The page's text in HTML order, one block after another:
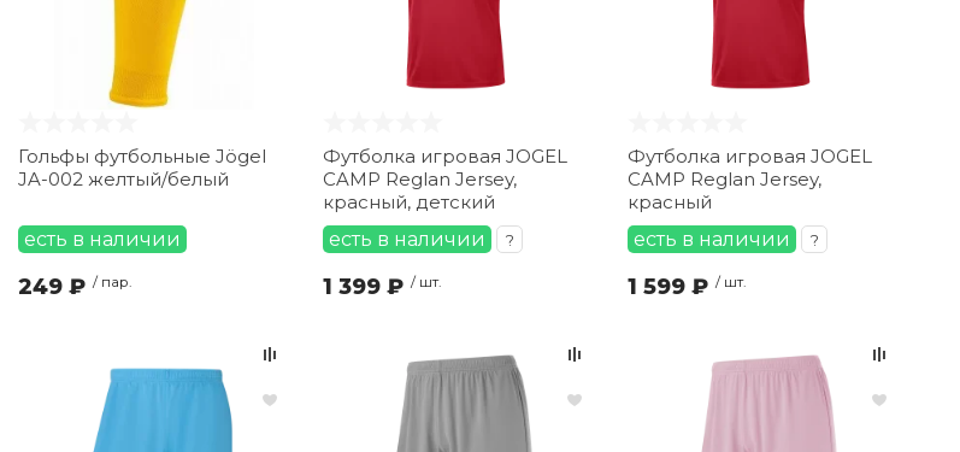
Гольфы футбольные Jögel
JA-002 желтый/белый
есть в наличии
249 ₽ / пар.
Футболка игровая JOGEL
CAMP Reglan Jersey,
красный, детский
есть в наличии
?
1 399 ₽ / шт.
Футболка игровая JOGEL
CAMP Reglan Jersey,
красный
есть в наличии
?
1 599 ₽ / шт.